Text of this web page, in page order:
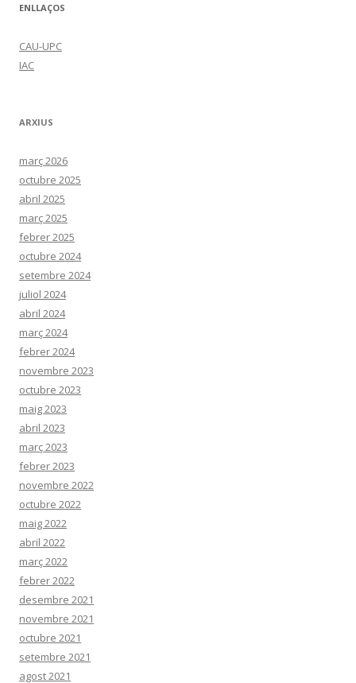
ENLLAÇOS
CAU-UPC
IAC
ARXIUS
març 2026
octubre 2025
abril 2025
març 2025
febrer 2025
octubre 2024
setembre 2024
juliol 2024
abril 2024
març 2024
febrer 2024
novembre 2023
octubre 2023
maig 2023
abril 2023
març 2023
febrer 2023
novembre 2022
octubre 2022
maig 2022
abril 2022
març 2022
febrer 2022
desembre 2021
novembre 2021
octubre 2021
setembre 2021
agost 2021